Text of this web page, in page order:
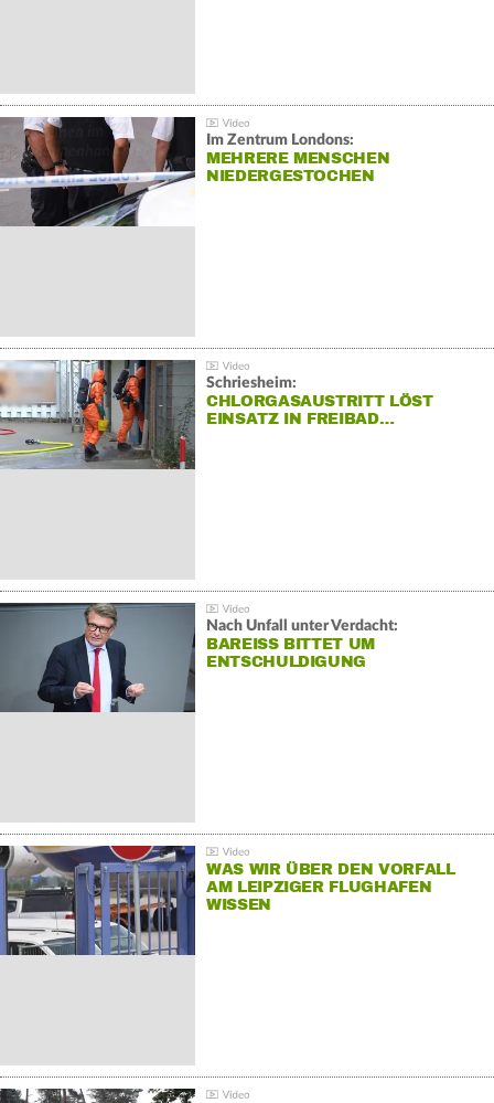
Im Zentrum Londons:
MEHRERE MENSCHEN
NIEDERGESTOCHEN
Schriesheim:
CHLORGASAUSTRITT LÖST
EINSATZ IN FREIBAD…
Nach Unfall unter Verdacht:
BAREISS BITTET UM E
NTSCHULDIGUNG
WAS WIR ÜBER DEN VORFALL
AM LEIPZIGER FLUGHAFEN
WISSEN